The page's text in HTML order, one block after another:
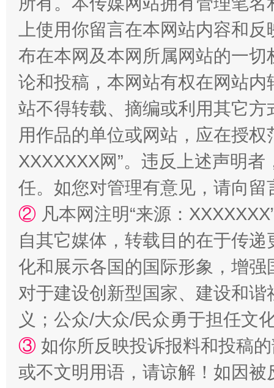
国家大学科技园优化重塑工作
扯下公款旅游的“隐身衣” 如何以
上使用你留言在本网站内容和
布在本网及本网所属网站的一
论和投稿，本网站有权在网站
站不得转载、摘编或利用其它
用作品的单位或网站，应在授
XXXXXXX网”。违反上述声明
任。如您对管理有意见，请向
② 凡本网注明“来源：
自其它媒体，转载目的在于传
化和展示各国的国际形象，增
对于建设创新型国家、建设和
义；公众/大众/民众勇于担任文
③ 如你所反映投诉报料和投稿
或不文明用语，请谅解！如因